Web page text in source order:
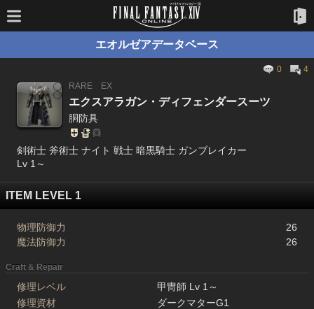
エオルゼアデータベース
0
4
RARE
EX
エクスアラガン・ディフェンダースーツ
胴防具
剣術士 斧術士 ナイト 戦士 暗黒騎士 ガンブレイカー
Lv 1～
ITEM LEVEL 1
物理防御力
26
魔法防御力
26
Craft & Repair
修理レベル
甲冑師 Lv 1～
修理資材
ダークマターG1